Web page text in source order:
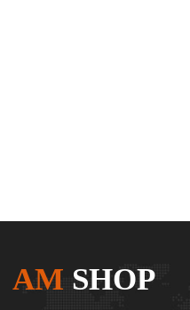
AM SHOP